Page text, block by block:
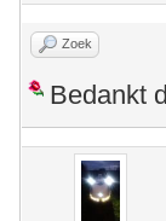
Zoek
Bedankt